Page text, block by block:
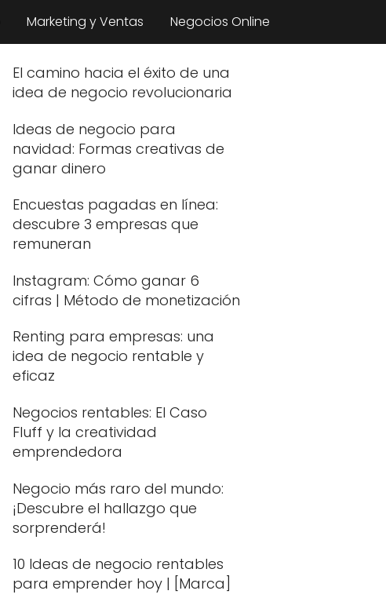
Marketing y Ventas Negocios Online
El camino hacia el éxito de una
idea de negocio revolucionaria
Ideas de negocio para
navidad: Formas creativas de
ganar dinero
Encuestas pagadas en línea:
descubre 3 empresas que
remuneran
Instagram: Cómo ganar 6
cifras | Método de monetización
Renting para empresas: una
idea de negocio rentable y
eficaz
Negocios rentables: El Caso
Fluff y la creatividad
emprendedora
Negocio más raro del mundo:
¡Descubre el hallazgo que
sorprenderá!
10 Ideas de negocio rentables
para emprender hoy | [Marca]